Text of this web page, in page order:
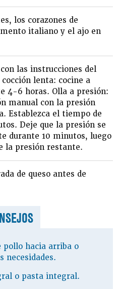
los corazones de
italiano y el ajo en
las instrucciones del
lenta: cocine a
4-6 horas. Olla a presión:
manual con la presión
Establezca el tiempo de
Deje que la presión se
durante 10 minutos, luego
la presión restante.
de queso antes de
pollo hacia arriba o
necesidades.
o pasta integral.